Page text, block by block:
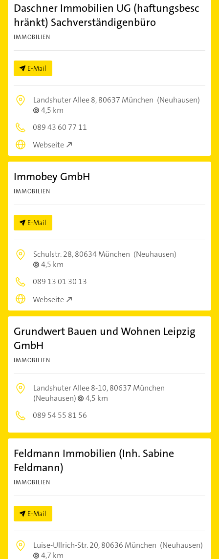
Daschner Immobilien UG (haftungsbesc
hränkt) Sachverständigenbüro
IMMOBILIEN
E-Mail
Landshuter Allee 8,80637 München (Neuhausen)
4,5 km
089 43 60 77 11
Webseite
Immobey GmbH
IMMOBILIEN
E-Mail
Schulstr. 28,80634 München (Neuhausen)
4,5 km
089 13 01 30 13
Webseite
Grundwert Bauen und Wohnen Leipzig
GmbH
IMMOBILIEN
Landshuter Allee 8-10,80637 München
(Neuhausen)
4,5 km
089 54 55 81 56
Feldmann Immobilien (Inh. Sabine
Feldmann)
IMMOBILIEN
E-Mail
Luise-Ullrich-Str. 20,80636 München (Neuhausen)
4,7 km